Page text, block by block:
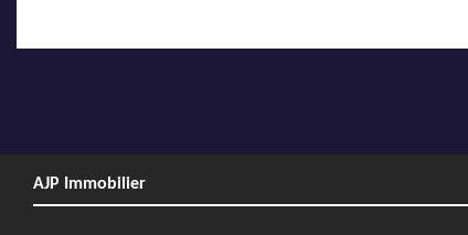
AJP Immobilier